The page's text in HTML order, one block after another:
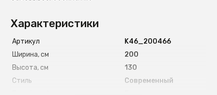
Характеристики
Артикул
K46_200466
Ширина, см
200
Высота, см
130
Стиль
Современный